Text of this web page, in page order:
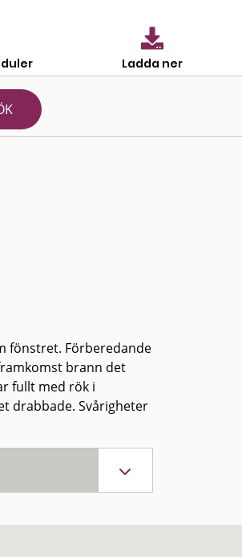
Ladda ner
fönstret. Förberedande
brann det
fullt med rök i
drabbade. Svårigheter